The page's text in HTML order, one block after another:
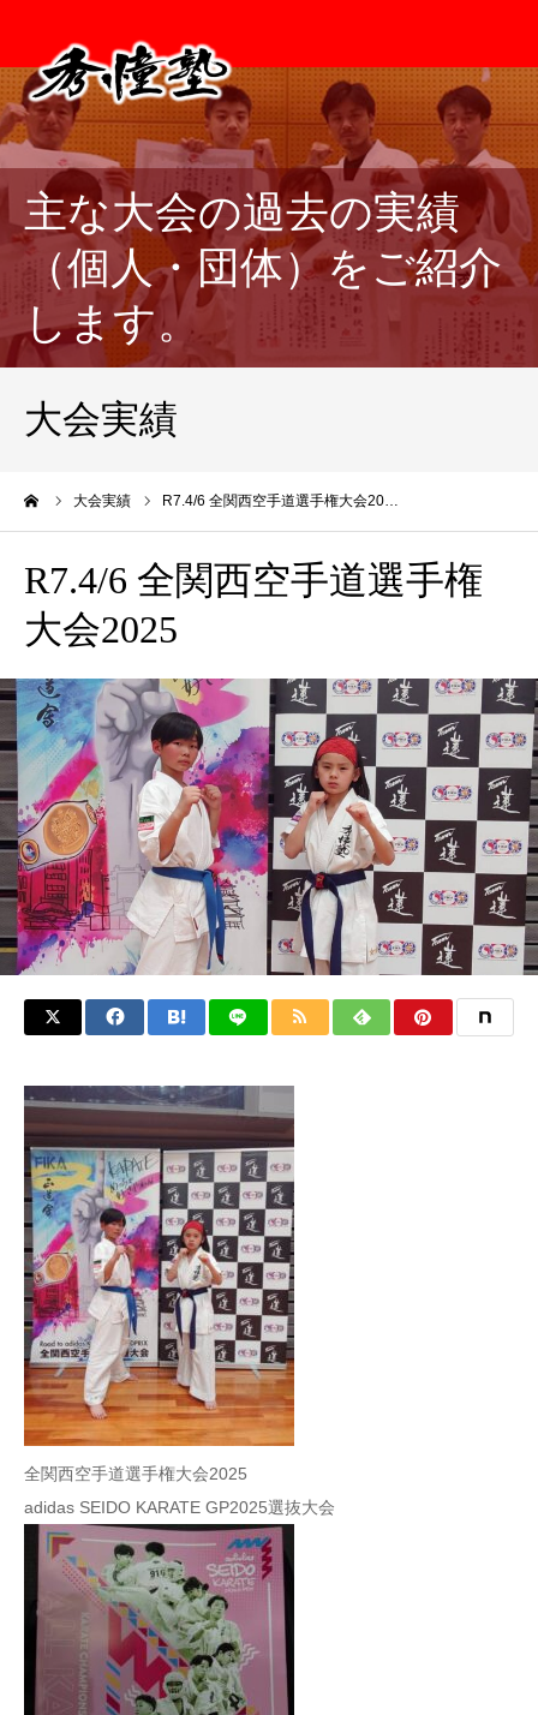
主な大会の過去の実績
（個人・団体）をご紹介
します。
大会実績
大会実績 R7.4/6 全関西空手道選手権大会20…
R7.4/6 全関西空手道選手権
大会2025
全関西空手道選手権大会2025
adidas SEIDO KARATE GP2025選抜大会